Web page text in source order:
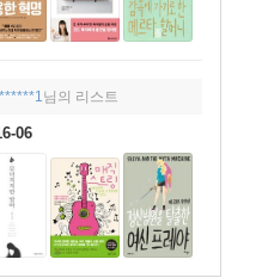
님의 리스트
06